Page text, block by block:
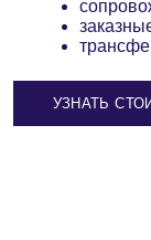
УЗНАТЬ